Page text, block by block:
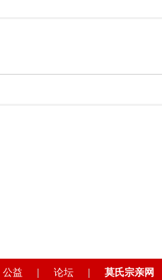
公益 | 论坛 | 莫氏宗亲网